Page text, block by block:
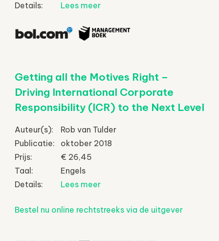
Details:
Lees meer
Getting all the Motives Right –
Driving International Corporate
Responsibility (ICR) to the Next Level
Auteur(s):
Rob van Tulder
Publicatie:
oktober 2018
Prijs:
€ 26,45
Taal:
Engels
Details:
Lees meer
Bestel nu online rechtstreeks via de uitgever